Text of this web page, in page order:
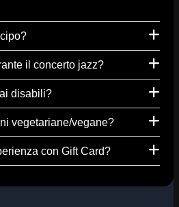
il concerto jazz?
disabili?
vegetariane/vegane?
con Gift Card?